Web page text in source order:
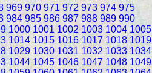
969 970 971 972 973 974 975
984 985 986 987 988 989 990
1000 1001 1002 1003 1004 1005
1014 1015 1016 1017 1018 1019
1029 1030 1031 1032 1033 1034
1044 1045 1046 1047 1048 1049